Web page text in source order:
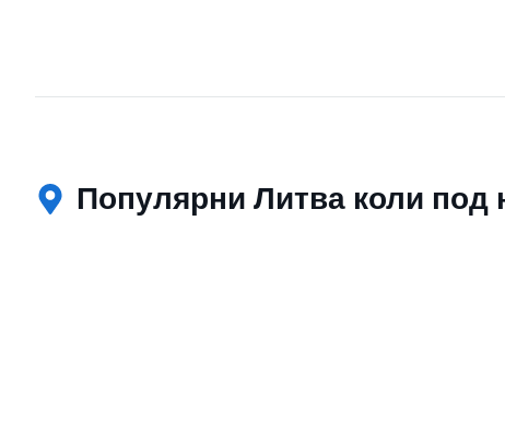
Популярни Литва коли под